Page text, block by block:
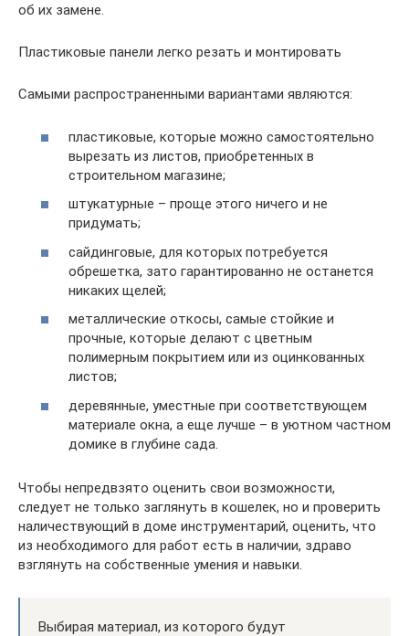
об их замене.
Пластиковые панели легко резать и монтировать
Самыми распространенными вариантами являются:
пластиковые, которые можно самостоятельно
вырезать из листов, приобретенных в
строительном магазине;
штукатурные – проще этого ничего и не
придумать;
сайдинговые, для которых потребуется
обрешетка, зато гарантированно не останется
никаких щелей;
металлические откосы, самые стойкие и
прочные, которые делают с цветным
полимерным покрытием или из оцинкованных
листов;
деревянные, уместные при соответствующем
материале окна, а еще лучше – в уютном частном
домике в глубине сада.
Чтобы непредвзято оценить свои возможности,
следует не только заглянуть в кошелек, но и проверить
наличествующий в доме инструментарий, оценить, что
из необходимого для работ есть в наличии, здраво
взглянуть на собственные умения и навыки.
Выбирая материал, из которого будут